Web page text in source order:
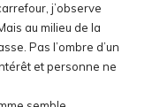
j’observe
au milieu de la
Pas l’ombre d’un
et personne ne